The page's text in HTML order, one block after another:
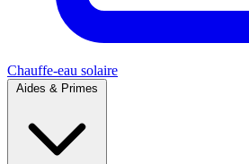
Chauffe-eau solaire